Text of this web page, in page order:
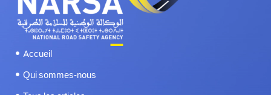
SÉCURITÉ ROUTIÈRE
Accueil
Qui sommes-nous